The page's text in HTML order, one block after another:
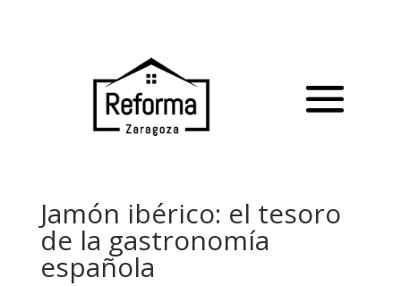
Jamón ibérico: el tesoro
de la gastronomía
española